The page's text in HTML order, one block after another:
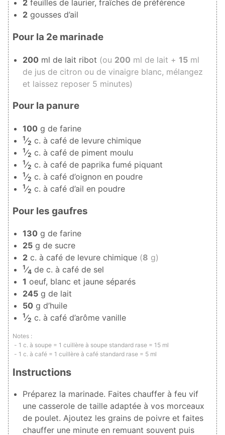
2 feuilles de laurier, fraîches de préférence
2 gousses d’ail
Pour la 2e marinade
200 ml de lait ribot (ou 200 ml de lait + 15 ml
de jus de citron ou de vinaigre blanc, mélangez
et laissez reposer 5 minutes)
Pour la panure
100 g de farine
1⁄2 c. à café de levure chimique
1⁄2 c. à café de piment moulu
1⁄2 c. à café de paprika fumé piquant
1⁄2 c. à café d’oignon en poudre
1⁄2 c. à café d’ail en poudre
Pour les gaufres
130 g de farine
25 g de sucre
2 c. à café de levure chimique (8 g)
1⁄4 de c. à café de sel
1 oeuf, blanc et jaune séparés
245 g de lait
50 g d’huile
1⁄2 c. à café d’arôme vanille
Notes :
1 c. à soupe = 1 cuillère à soupe standard rase = 15 ml
1 c. à café = 1 cuillère à café standard rase = 5 ml
Instructions
Préparez la marinade. Faites chauffer à feu vif
une casserole de taille adaptée à vos morceaux
de poulet. Ajoutez les grains de poivre et faites
chauffer une minute en remuant souvent puis